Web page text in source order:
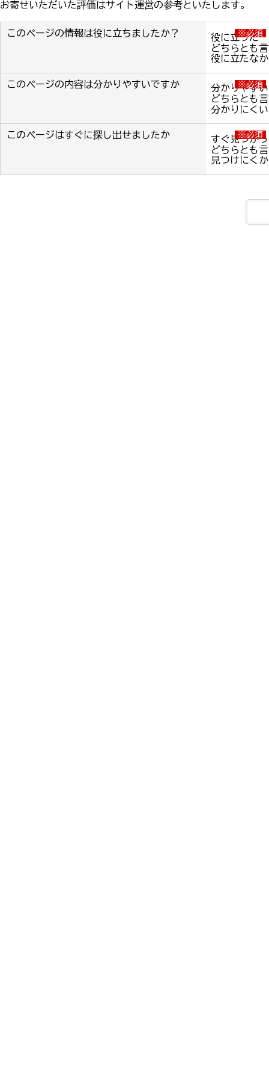
お寄せいただいた評価はサイト運営の参考といたします。
このページの情報は役に立ちましたか？ ※必須
役に立った
どちらとも
役に立たな
このページの内容は分かりやすいですか ※必須
分かりやすい
どちらとも
分かりにくい
このページはすぐに探し出せましたか ※必須
すぐ見つか
どちらとも
見つけにく